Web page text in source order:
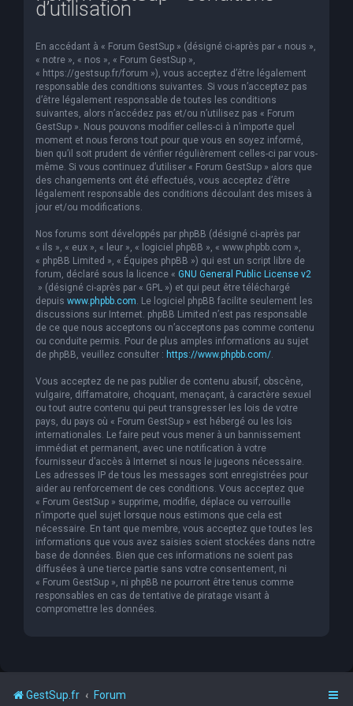
d’utilisation
En accédant à « Forum GestSup » (désigné ci-après par « nous »,
« notre », « nos », « Forum GestSup »,
« https://gestsup.fr/forum »), vous acceptez d’être légalement
responsable des conditions suivantes. Si vous n’acceptez pas
d’être légalement responsable de toutes les conditions
suivantes, alors n’accédez pas et/ou n’utilisez pas « Forum
GestSup ». Nous pouvons modifier celles-ci à n’importe quel
moment et nous ferons tout pour que vous en soyez informé,
bien qu’il soit prudent de vérifier régulièrement celles-ci par vous-
même. Si vous continuez d’utiliser « Forum GestSup » alors que
des changements ont été effectués, vous acceptez d’être
légalement responsable des conditions découlant des mises à
jour et/ou modifications.
Nos forums sont développés par phpBB (désigné ci-après par
« ils », « eux », « leur », « logiciel phpBB », « www.phpbb.com »,
« phpBB Limited », « Équipes phpBB ») qui est un script libre de
forum, déclaré sous la licence « GNU General Public License v2
» (désigné ci-après par « GPL ») et qui peut être téléchargé
depuis www.phpbb.com. Le logiciel phpBB facilite seulement les
discussions sur Internet. phpBB Limited n’est pas responsable
de ce que nous acceptons ou n’acceptons pas comme contenu
ou conduite permis. Pour de plus amples informations au sujet
de phpBB, veuillez consulter : https://www.phpbb.com/.
Vous acceptez de ne pas publier de contenu abusif, obscène,
vulgaire, diffamatoire, choquant, menaçant, à caractère sexuel
ou tout autre contenu qui peut transgresser les lois de votre
pays, du pays où « Forum GestSup » est hébergé ou les lois
internationales. Le faire peut vous mener à un bannissement
immédiat et permanent, avec une notification à votre
fournisseur d’accès à Internet si nous le jugeons nécessaire.
Les adresses IP de tous les messages sont enregistrées pour
aider au renforcement de ces conditions. Vous acceptez que
« Forum GestSup » supprime, modifie, déplace ou verrouille
n’importe quel sujet lorsque nous estimons que cela est
nécessaire. En tant que membre, vous acceptez que toutes les
informations que vous avez saisies soient stockées dans notre
base de données. Bien que ces informations ne soient pas
diffusées à une tierce partie sans votre consentement, ni
« Forum GestSup », ni phpBB ne pourront être tenus comme
responsables en cas de tentative de piratage visant à
compromettre les données.
GestSup.fr Forum